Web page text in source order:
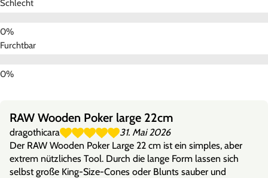
Schlecht
Furchtbar
RAW Wooden Poker large 22cm
dragothicara
31. Mai 2026
Der RAW Wooden Poker Large 22 cm ist ein simples, aber
extrem nützliches Tool. Durch die lange Form lassen sich
selbst große King-Size-Cones oder Blunts sauber und